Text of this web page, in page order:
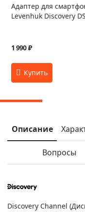
Адаптер для
Levenhuk Discovery
1 990 ₽
Описание
Вопросы
Discovery Channel